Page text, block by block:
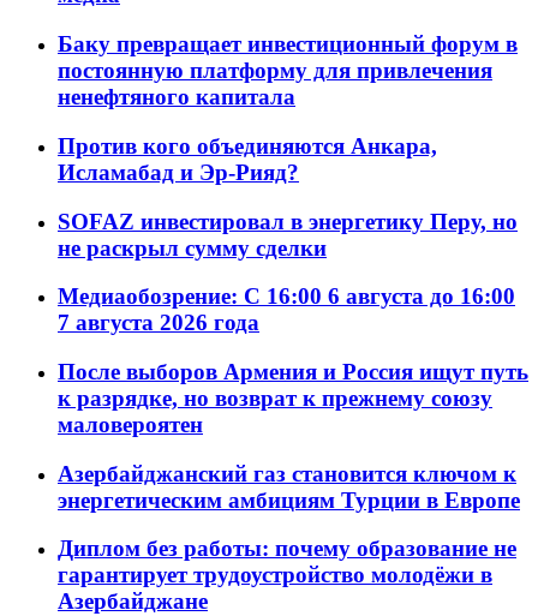
Баку превращает инвестиционный форум в
постоянную платформу для привлечения
ненефтяного капитала
Против кого объединяются Анкара,
Исламабад и Эр-Рияд?
SOFAZ инвестировал в энергетику Перу, но
не раскрыл сумму сделки
Медиаобозрение: С 16:00 6 августа до 16:00
7 августа 2026 года
После выборов Армения и Россия ищут путь
к разрядке, но возврат к прежнему союзу
маловероятен
Азербайджанский газ становится ключом к
энергетическим амбициям Турции в Европе
Диплом без работы: почему образование не
гарантирует трудоустройство молодёжи в
Азербайджане